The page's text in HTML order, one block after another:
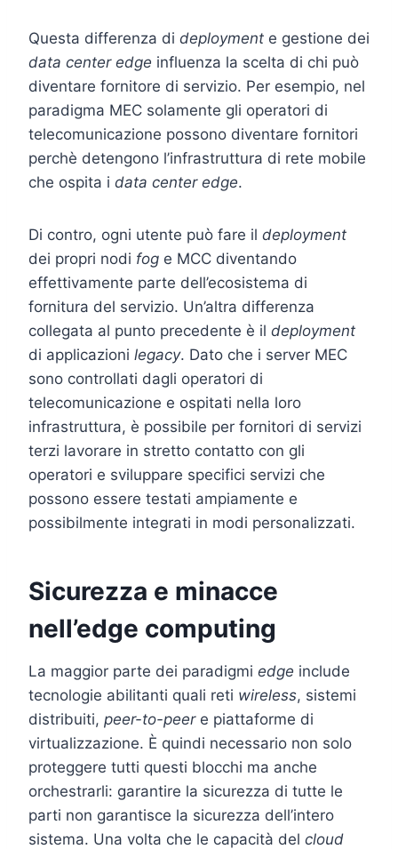
Questa differenza di deployment e gestione dei
data center edge influenza la scelta di chi può
diventare fornitore di servizio. Per esempio, nel
paradigma MEC solamente gli operatori di
telecomunicazione possono diventare fornitori
perchè detengono l’infrastruttura di rete mobile
che ospita i data center edge.
Di contro, ogni utente può fare il deployment
dei propri nodi fog e MCC diventando
effettivamente parte dell’ecosistema di
fornitura del servizio. Un’altra differenza
collegata al punto precedente è il deployment
di applicazioni legacy. Dato che i server MEC
sono controllati dagli operatori di
telecomunicazione e ospitati nella loro
infrastruttura, è possibile per fornitori di servizi
terzi lavorare in stretto contatto con gli
operatori e sviluppare specifici servizi che
possono essere testati ampiamente e
possibilmente integrati in modi personalizzati.
Sicurezza e minacce
nell’edge computing
La maggior parte dei paradigmi edge include
tecnologie abilitanti quali reti wireless, sistemi
distribuiti, peer-to-peere piattaforme di
virtualizzazione. È quindi necessario non solo
proteggere tutti questi blocchi ma anche
orchestrarli: garantire la sicurezza di tutte le
parti non garantisce la sicurezza dell’intero
sistema. Una volta che le capacità del cloud